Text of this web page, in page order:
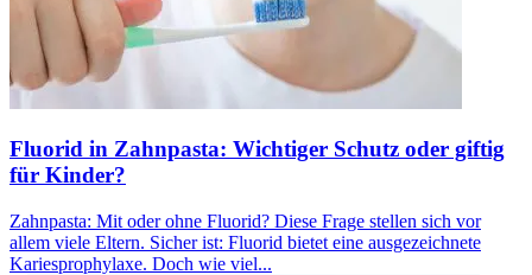
Fluorid in Zahnpasta: Wichtiger Schutz oder giftig
für Kinder?
Zahnpasta: Mit oder ohne Fluorid? Diese Frage stellen sich vor
allem viele Eltern. Sicher ist: Fluorid bietet eine ausgezeichnete
Kariesprophylaxe. Doch wie viel...